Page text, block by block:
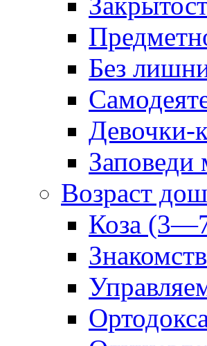
Без
Девочки-
Заповеди
Возраст
Коза